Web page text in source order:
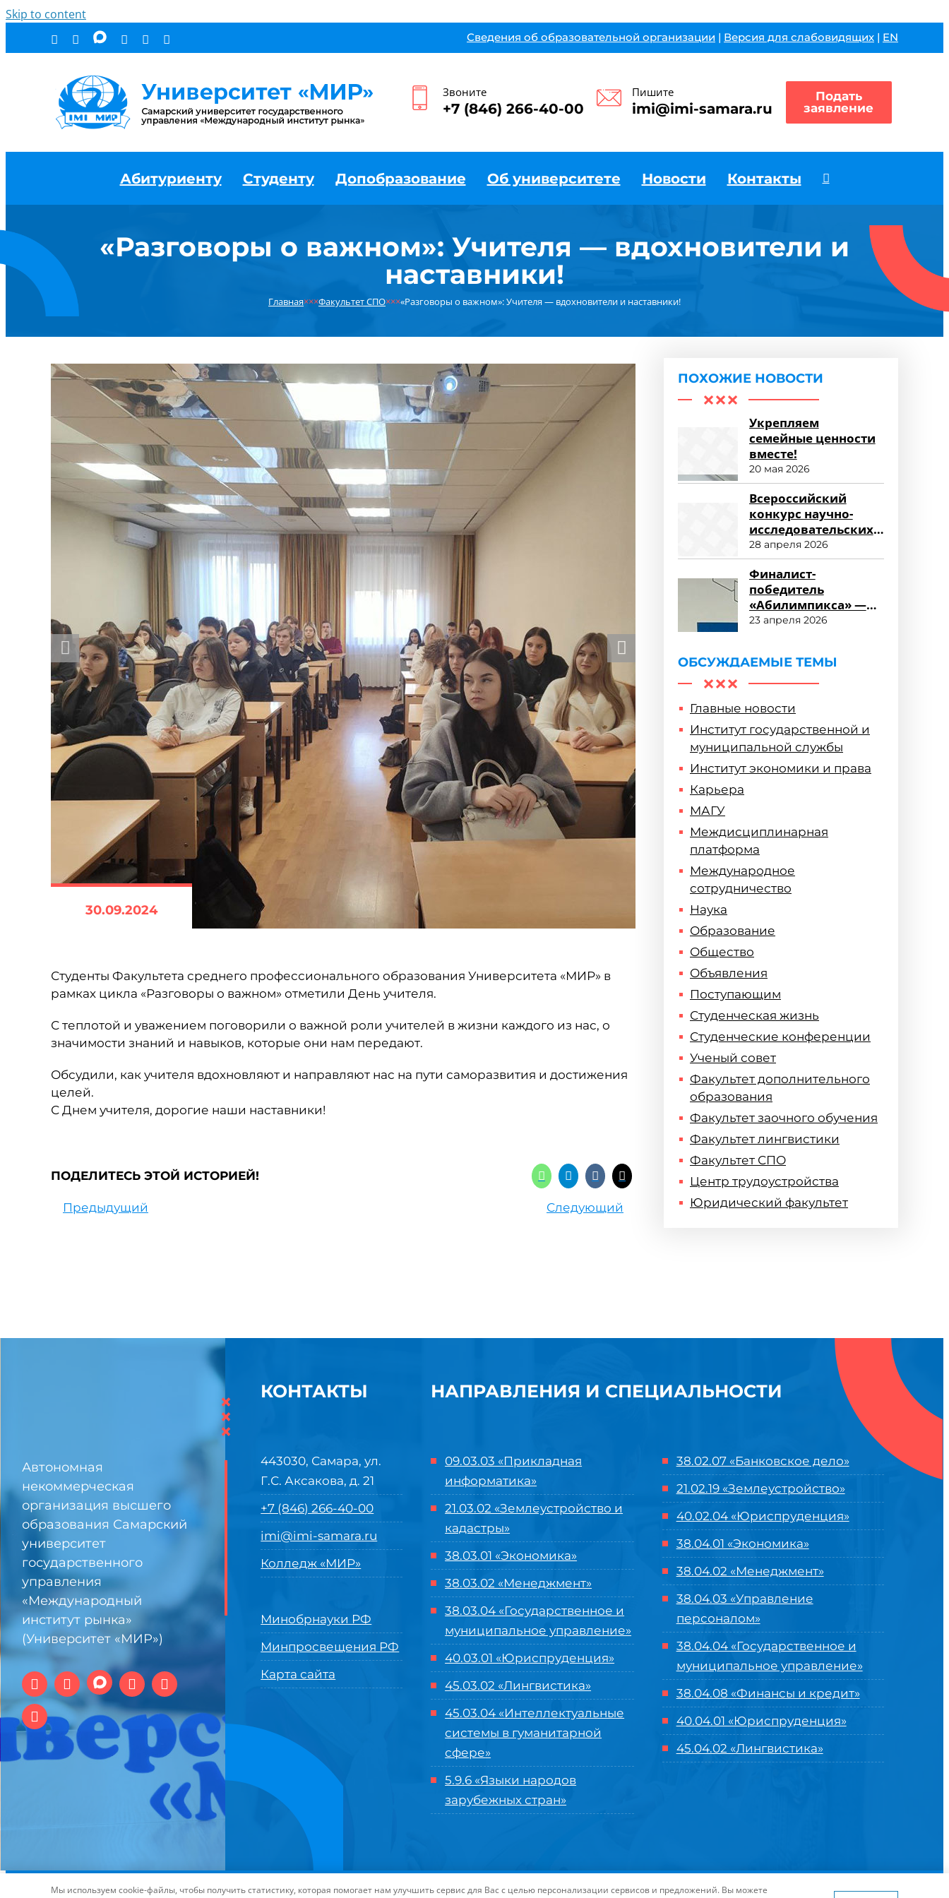
Skip to content
Сведения об образовательной организации | Версия для слабовидящих | EN
Звоните
+7 (846) 266-40-00
Пишите
imi@imi-samara.ru
Подать
заявление
Абитуриенту Студенту Допобразование Об университете Новости Контакты
«Разговоры о важном»: Учителя — вдохновители и
наставники!
Главная×××Факультет СПО×××«Разговоры о важном»: Учителя — вдохновители и наставники!
30.09.2024
Студенты Факультета среднего профессионального образования Университета «МИР» в
рамках цикла «Разговоры о важном» отметили День учителя.
С теплотой и уважением поговорили о важной роли учителей в жизни каждого из нас, о
значимости знаний и навыков, которые они нам передают.
Обсудили, как учителя вдохновляют и направляют нас на пути саморазвития и достижения
целей.
С Днем учителя, дорогие наши наставники!
ПОДЕЛИТЕСЬ ЭТОЙ ИСТОРИЕЙ!
Предыдущий Следующий
ПОХОЖИЕ НОВОСТИ
Укрепляем
семейные ценности
вместе!
20 мая 2026
Всероссийский
конкурс научно-
исследовательских
работ «Научный
потенциал СПО»
28 апреля 2026
Финалист-
победитель
«Абилимпикса» —
студент ФСПО
23 апреля 2026
ОБСУЖДАЕМЫЕ ТЕМЫ
Главные новости
Институт государственной и
муниципальной службы
Институт экономики и права
Карьера
МАГУ
Междисциплинарная
платформа
Международное
сотрудничество
Наука
Образование
Общество
Объявления
Поступающим
Студенческая жизнь
Студенческие конференции
Ученый совет
Факультет дополнительного
образования
Факультет заочного обучения
Факультет лингвистики
Факультет СПО
Центр трудоустройства
Юридический факультет
Автономная
некоммерческая
организация высшего
образования Самарский
университет
государственного
управления
«Международный
институт рынка»
(Университет «МИР»)
×
×
×
КОНТАКТЫ
443030, Самара, ул.
Г.С. Аксакова, д. 21
+7 (846) 266-40-00
imi@imi-samara.ru
Колледж «МИР»
Минобрнауки РФ
Минпросвещения РФ
Карта сайта
НАПРАВЛЕНИЯ И СПЕЦИАЛЬНОСТИ
09.03.03 «Прикладная
информатика»
21.03.02 «Землеустройство и
кадастры»
38.03.01 «Экономика»
38.03.02 «Менеджмент»
38.03.04 «Государственное и
муниципальное управление»
40.03.01 «Юриспруденция»
45.03.02 «Лингвистика»
45.03.04 «Интеллектуальные
системы в гуманитарной
сфере»
5.9.6 «Языки народов
зарубежных стран»
38.02.07 «Банковское дело»
21.02.19 «Землеустройство»
40.02.04 «Юриспруденция»
38.04.01 «Экономика»
38.04.02 «Менеджмент»
38.04.03 «Управление
персоналом»
38.04.04 «Государственное и
муниципальное управление»
38.04.08 «Финансы и кредит»
40.04.01 «Юриспруденция»
45.04.02 «Лингвистика»
Мы используем cookie-файлы, чтобы получить статистику, которая помогает нам улучшить сервис для Вас с целью персонализации сервисов и предложений. Вы можете